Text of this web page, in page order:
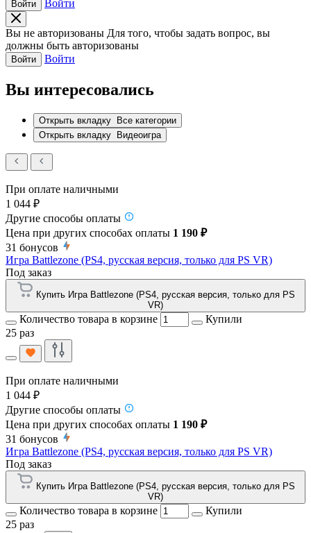
Войти Войти
Вы не авторизованы Для того, чтобы задать вопрос, вы
должны быть авторизованы
Войти Войти
Вы интересовались
Открыть вкладку Все категории
Открыть вкладку Видеоигра
При оплате наличными
1 044 ₽
Другие способы оплаты
Цена при других способах оплаты 1 190 ₽
31 бонусов
Игра Battlezone (PS4, русская версия, только для PS VR)
Под заказ
Купить Игра Battlezone (PS4, русская версия, только для PS
VR)
Количество товара в корзине
Купили
25 раз
При оплате наличными
1 044 ₽
Другие способы оплаты
Цена при других способах оплаты 1 190 ₽
31 бонусов
Игра Battlezone (PS4, русская версия, только для PS VR)
Под заказ
Купить Игра Battlezone (PS4, русская версия, только для PS
VR)
Количество товара в корзине
Купили
25 раз